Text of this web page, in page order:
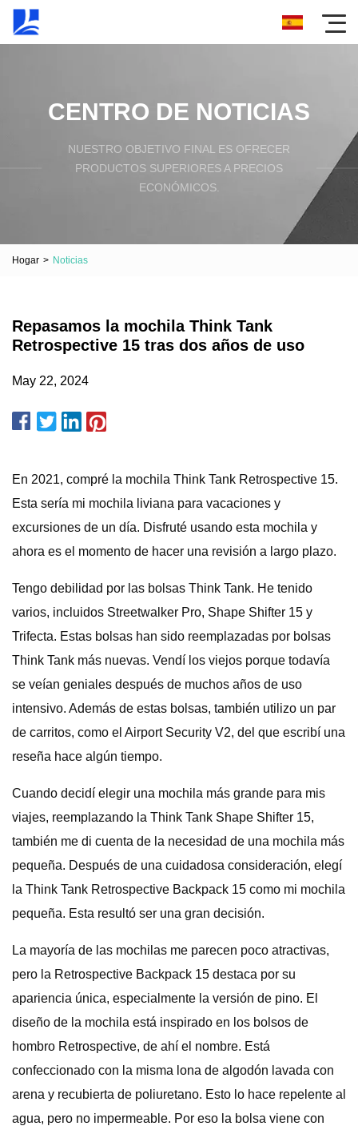
CENTRO DE NOTICIAS
NUESTRO OBJETIVO FINAL ES OFRECER
PRODUCTOS SUPERIORES A PRECIOS
ECONÓMICOS.
Hogar > Noticias
Repasamos la mochila Think Tank
Retrospective 15 tras dos años de uso
May 22, 2024
En 2021, compré la mochila Think Tank Retrospective 15.
Esta sería mi mochila liviana para vacaciones y
excursiones de un día. Disfruté usando esta mochila y
ahora es el momento de hacer una revisión a largo plazo.
Tengo debilidad por las bolsas Think Tank. He tenido
varios, incluidos Streetwalker Pro, Shape Shifter 15 y
Trifecta. Estas bolsas han sido reemplazadas por bolsas
Think Tank más nuevas. Vendí los viejos porque todavía
se veían geniales después de muchos años de uso
intensivo. Además de estas bolsas, también utilizo un par
de carritos, como el Airport Security V2, del que escribí una
reseña hace algún tiempo.
Cuando decidí elegir una mochila más grande para mis
viajes, reemplazando la Think Tank Shape Shifter 15,
también me di cuenta de la necesidad de una mochila más
pequeña. Después de una cuidadosa consideración, elegí
la Think Tank Retrospective Backpack 15 como mi mochila
pequeña. Esta resultó ser una gran decisión.
La mayoría de las mochilas me parecen poco atractivas,
pero la Retrospective Backpack 15 destaca por su
apariencia única, especialmente la versión de pino. El
diseño de la mochila está inspirado en los bolsos de
hombro Retrospective, de ahí el nombre. Está
confeccionado con la misma lona de algodón lavada con
arena y recubierta de poliuretano. Esto lo hace repelente al
agua, pero no impermeable. Por eso la bolsa viene con